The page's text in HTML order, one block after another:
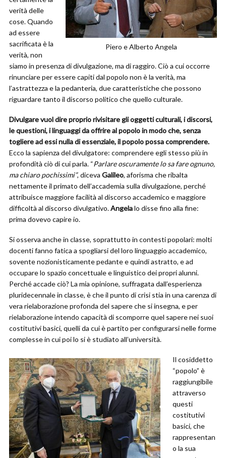
Piero e Alberto Angela
verità delle
cose. Quando
ad essere
sacrificata è la
verità, non
siamo in presenza di divulgazione, ma di raggiro. Ciò a cui occorre
rinunciare per essere capiti dal popolo non è la verità, ma
l’astrattezza e la pedanteria, due caratteristiche che possono
riguardare tanto il discorso politico che quello culturale.
Divulgare vuol dire proprio rivisitare gli oggetti culturali, i discorsi,
le questioni, i linguaggi da offrire al popolo in modo che, senza
togliere ad essi nulla di essenziale, il popolo possa comprendere.
Ecco la sapienza del divulgatore: comprendere egli stesso più in
profondità ciò di cui parla. “Parlare oscuramente lo sa fare ognuno,
ma chiaro pochissimi”, diceva Galileo, aforisma che ribalta
nettamente il primato dell’accademia sulla divulgazione, perché
attribuisce maggiore facilità al discorso accademico e maggiore
difficoltà al discorso divulgativo.Angelalo disse fino alla fine:
prima dovevo capire io.
Si osserva anche in classe, soprattutto in contesti popolari: molti
docenti fanno fatica a spogliarsi del loro linguaggio accademico,
sovente nozionisticamente pedante e quindi astratto, e ad
occupare lo spazio concettuale e linguistico dei propri alunni.
Perché accade ciò? La mia opinione, suffragata dall’esperienza
pluridecennale in classe, è che il punto di crisi stia in una carenza di
vera rielaborazione profonda del sapere che si insegna, e per
rielaborazione intendo capacità di scomporre quel sapere nei suoi
costitutivi basici, quelli da cui è partito per configurarsi nelle forme
complesse in cui poi lo si è studiato all’università.
Il cosiddetto
“popolo” è
raggiungibile
attraverso
questi
costitutivi
basici, che
rappresentan
o la sua